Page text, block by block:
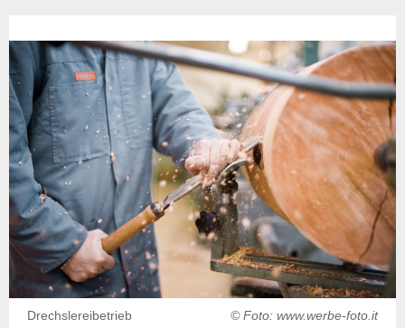
Drechslereibetrieb © Foto: www.werbe-foto.it